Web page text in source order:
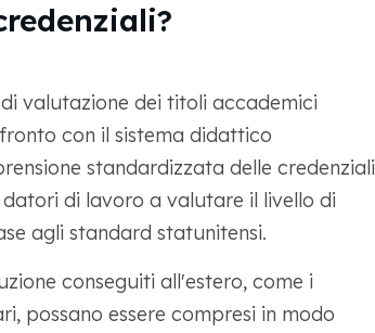
valutazione dei titoli accademici
con il sistema didattico
standardizzata delle credenziali
di lavoro a valutare il livello di
agli standard statunitensi.
conseguiti all'estero, come i
possano essere compresi in modo